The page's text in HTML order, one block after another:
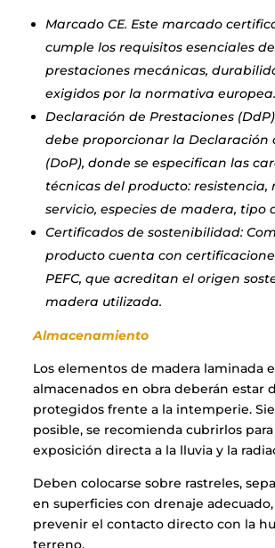
Marcado CE. Este marcado
cumple los requisitos esenciales
prestaciones mecánicas,
exigidos por la normativa europea.
Declaración de Prestaciones
debe proporcionar la Declaración
(DoP), donde se especifican las
técnicas del producto: resistencia,
servicio, especies de madera, tipo
Certificados de sostenibilidad:
producto cuenta con
PEFC, que acreditan el origen
madera utilizada.
Almacenamiento
Los elementos de madera laminada
almacenados en obra deberán estar
protegidos frente a la intemperie.
posible, se recomienda cubrirlos
exposición directa a la lluvia y la
Deben colocarse sobre rastreles,
en superficies con drenaje
prevenir el contacto directo con la
terreno.